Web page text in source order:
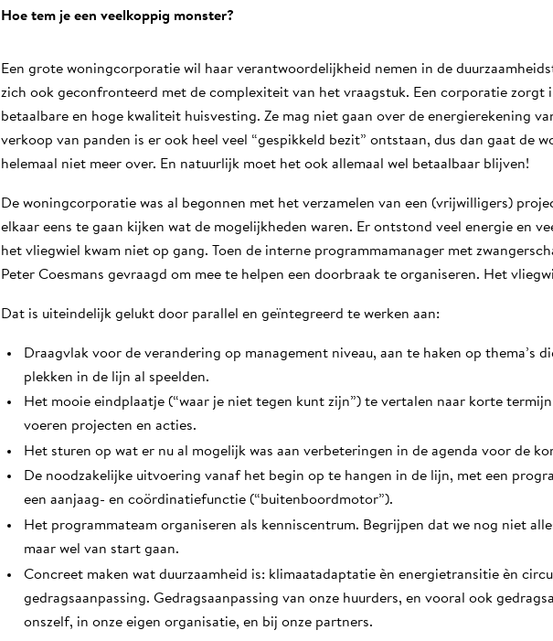
Hoe tem je een veelkoppig monster?
Een grote woningcorporatie wil haar verantwoordelijkheid nemen in de
zich ook geconfronteerd met de complexiteit van het vraagstuk. Een corporatie zorgt
betaalbare en hoge kwaliteit huisvesting. Ze mag niet gaan over de energierekening
verkoop van panden is er ook heel veel “gespikkeld bezit” ontstaan, dus dan gaat de
helemaal niet meer over. En natuurlijk moet het ook allemaal wel betaalbaar blijven!
De woningcorporatie was al begonnen met het verzamelen van een (vrijwilligers)
elkaar eens te gaan kijken wat de mogelijkheden waren. Er ontstond veel energie en
het vliegwiel kwam niet op gang. Toen de interne programmamanager met
Peter Coesmans gevraagd om mee te helpen een doorbraak te organiseren. Het
Dat is uiteindelijk gelukt door parallel en geïntegreerd te werken aan:
Draagvlak voor de verandering op management niveau, aan te haken op thema’s
plekken in de lijn al speelden.
Het mooie eindplaatje (“waar je niet tegen kunt zijn”) te vertalen naar korte
voeren projecten en acties.
Het sturen op wat er nu al mogelijk was aan verbeteringen in de agenda voor de
De noodzakelijke uitvoering vanaf het begin op te hangen in de lijn, met een
een aanjaag- en coördinatiefunctie (“buitenboordmotor”).
Het programmateam organiseren als kenniscentrum. Begrijpen dat we nog niet
maar wel van start gaan.
Concreet maken wat duurzaamheid is: klimaatadaptatie èn energietransitie èn
gedragsaanpassing. Gedragsaanpassing van onze huurders, en vooral ook
onszelf, in onze eigen organisatie, en bij onze partners.